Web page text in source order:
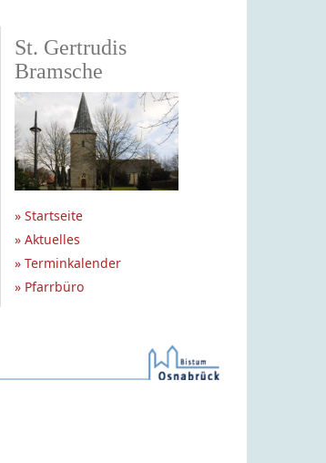
St. Gertrudis
Bramsche
» Startseite
» Aktuelles
» Terminkalender
» Pfarrbüro